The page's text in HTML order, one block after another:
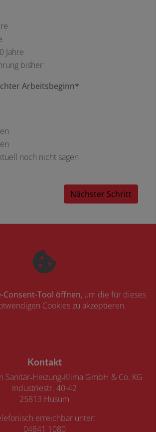
Jahre
bisher
Arbeitsbeginn*
noch nicht sagen
Nächster Schritt
Consent-Tool öffnen, um die für dieses
Cookies zu akzeptieren.
und Öffnungszeiten
Kontakt
Sanitär‑Heizung‑Klima GmbH & Co. KG
Industriestr. 40-42
25813 Husum
erreichbar unter:
04841 1080